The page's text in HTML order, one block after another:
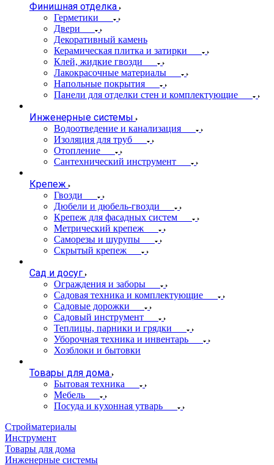
Финишная отделка
Герметики
Двери
Декоративный камень
Керамическая плитка и затирки
Клей, жидкие гвозди
Лакокрасочные материалы
Напольные покрытия
Панели для отделки стен и комплектующие
Инженерные системы
Водоотведение и канализация
Изоляция для труб
Отопление
Сантехнический инструмент
Крепеж
Гвозди
Дюбели и дюбель-гвозди
Крепеж для фасадных систем
Метрический крепеж
Саморезы и шурупы
Скрытый крепеж
Сад и досуг
Ограждения и заборы
Садовая техника и комплектующие
Садовые дорожки
Садовый инструмент
Теплицы, парники и грядки
Уборочная техника и инвентарь
Хозблоки и бытовки
Товары для дома
Бытовая техника
Мебель
Посуда и кухонная утварь
Стройматериалы
Инструмент
Товары для дома
Инженерные системы